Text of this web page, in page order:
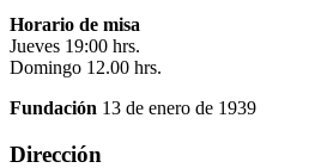
Horario de misa
Jueves 19:00 hrs.
Domingo 12.00 hrs.
Fundación 13 de enero de 1939
Dirección